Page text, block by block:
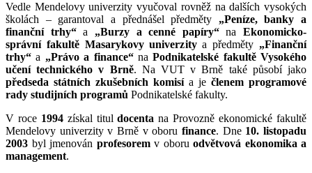
Vedle Mendelovy univerzity vyučoval rovněž na dalších vysokých
školách – garantoval a přednášel předměty „Peníze, banky a
finanční trhy“a „Burzy a cenné papíry“na Ekonomicko-
správní fakultě Masarykovy univerzitya předměty „Finanční
trhy“ a „Právo a finance“naPodnikatelské fakultě Vysokého
učení technického v Brně. Na VUT v Brně také působí jako
předseda státních zkušebních komisía je členem programové
rady studijních programů Podnikatelské fakulty.
V roce 1994získal tituldocenta na Provozně ekonomické fakultě
Mendelovy univerzity v Brně v oboru finance. Dne 10. listopadu
2003 byl jmenován profesoremv oboru odvětvová ekonomika a
management.